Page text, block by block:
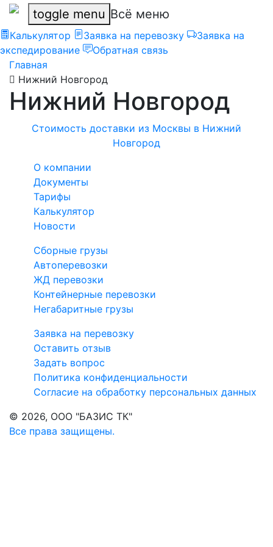
toggle menu Всё меню
Калькулятор Заявка на перевозку
Заявка на
экспедирование
Обратная связь
Главная
Нижний Новгород
Нижний Новгород
Стоимость доставки из Москвы в Нижний
Новгород
О компании
Документы
Тарифы
Калькулятор
Новости
Сборные грузы
Автоперевозки
ЖД перевозки
Контейнерные перевозки
Негабаритные грузы
Заявка на перевозку
Оставить отзыв
Задать вопроc
Политика конфиденциальности
Согласие на обработку персональных данных
© 2026, ООО "БАЗИС ТК"
Все права защищены.